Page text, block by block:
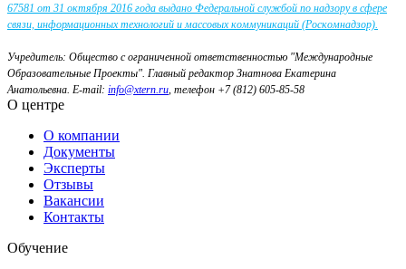
67581 от 31 октября 2016 года выдано Федеральной службой по надзору в сфере
связи, информационных технологий и массовых коммуникаций (Роскомнадзор).
Учредитель: Общество с ограниченной ответственностью "Международные
Образовательные Проекты". Главный редактор Знатнова Екатерина
Анатольевна. E-mail: info@xtern.ru , телефон +7 (812) 605-85-58
О центре
О компании
Документы
Эксперты
Отзывы
Вакансии
Контакты
Обучение